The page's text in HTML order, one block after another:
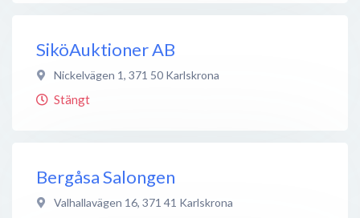
SiköAuktioner AB
Nickelvägen 1, 371 50 Karlskrona
Stängt
Bergåsa Salongen
Valhallavägen 16, 371 41 Karlskrona